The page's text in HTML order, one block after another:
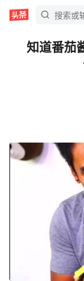
知道番茄